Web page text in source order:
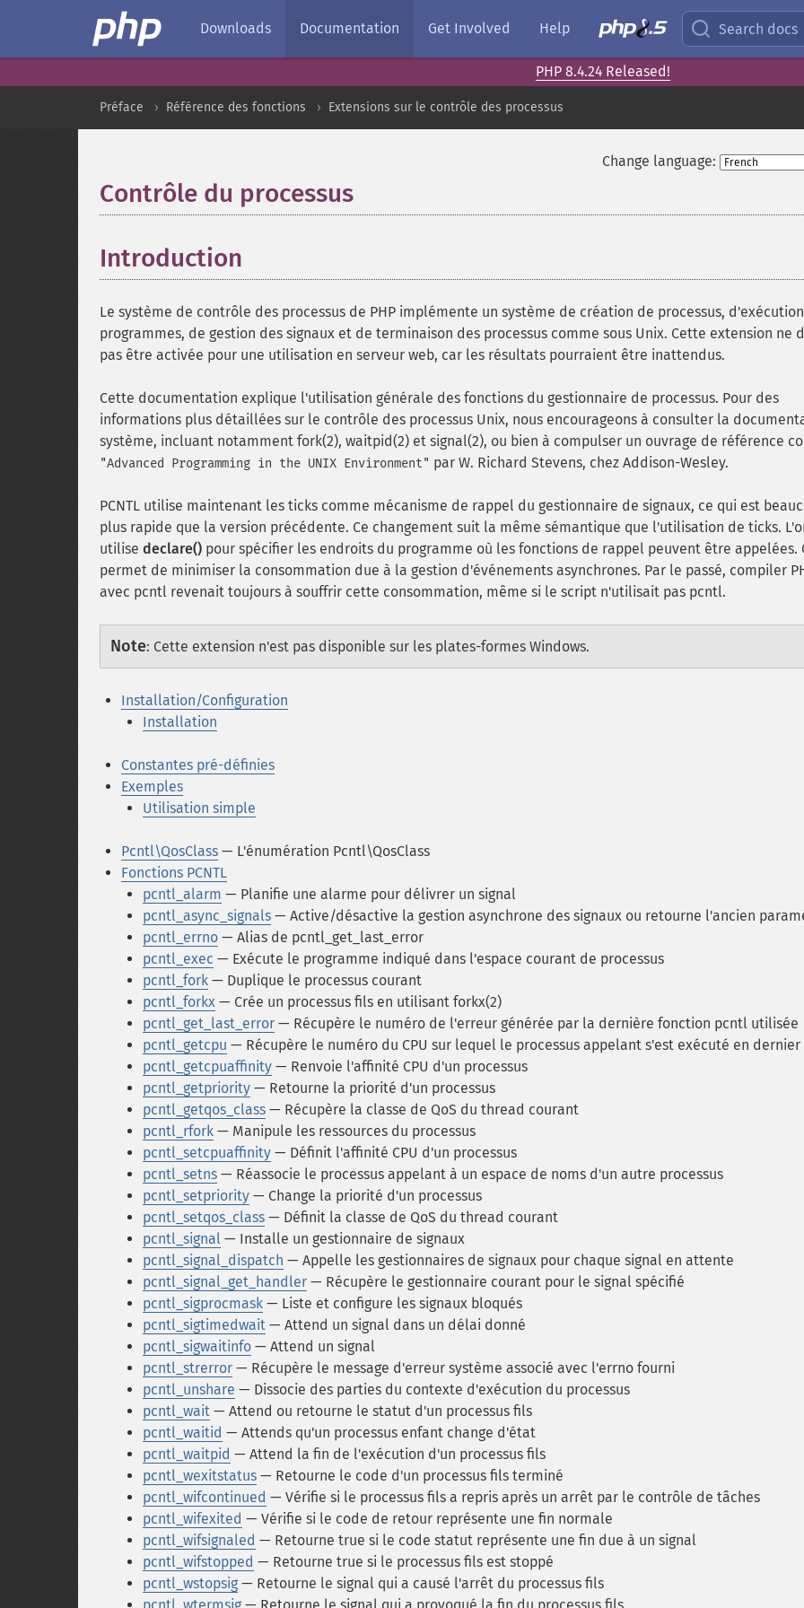
Downloads Documentation Get Involved Help Search docs
PHP 8.4.24 Released!
Préface Référence des fonctions Extensions sur le contrôle des processus
Change language:
Contrôle du processus
Introduction
Le système de contrôle des processus de PHP implémente un système de création de processus,
programmes, de gestion des signaux et de terminaison des processus comme sous Unix. Cette extension ne
pas être activée pour une utilisation en serveur web, car les résultats pourraient être inattendus.
Cette documentation explique l'utilisation générale des fonctions du gestionnaire de processus. Pour des
informations plus détaillées sur le contrôle des processus Unix, nous encourageons à consulter la
système, incluant notamment fork(2), waitpid(2) et signal(2), ou bien à compulser un ouvrage de référence
"Advanced Programming in the UNIX Environment" par W. Richard Stevens, chez Addison-Wesley.
PCNTL utilise maintenant les ticks comme mécanisme de rappel du gestionnaire de signaux, ce qui est
plus rapide que la version précédente. Ce changement suit la même sémantique que l'utilisation de ticks.
utilise declare() pour spécifier les endroits du programme où les fonctions de rappel peuvent être appelées.
permet de minimiser la consommation due à la gestion d'événements asynchrones. Par le passé, compiler
avec pcntl revenait toujours à souffrir cette consommation, même si le script n'utilisait pas pcntl.
Note: Cette extension n'est pas disponible sur les plates-formes Windows.
Installation/Configuration
Installation
Constantes pré-définies
Exemples
Utilisation simple
Pcntl\QosClass — L'énumération Pcntl\QosClass
Fonctions PCNTL
pcntl_alarm — Planifie une alarme pour délivrer un signal
pcntl_async_signals — Active/désactive la gestion asynchrone des signaux ou retourne l'ancien
pcntl_errno — Alias de pcntl_get_last_error
pcntl_exec — Exécute le programme indiqué dans l'espace courant de processus
pcntl_fork — Duplique le processus courant
pcntl_forkx — Crée un processus fils en utilisant forkx(2)
pcntl_get_last_error — Récupère le numéro de l'erreur générée par la dernière fonction pcntl utilisée
pcntl_getcpu — Récupère le numéro du CPU sur lequel le processus appelant s'est exécuté en dernier
pcntl_getcpuaffinity — Renvoie l'affinité CPU d'un processus
pcntl_getpriority — Retourne la priorité d'un processus
pcntl_getqos_class — Récupère la classe de QoS du thread courant
pcntl_rfork — Manipule les ressources du processus
pcntl_setcpuaffinity — Définit l'affinité CPU d'un processus
pcntl_setns — Réassocie le processus appelant à un espace de noms d'un autre processus
pcntl_setpriority — Change la priorité d'un processus
pcntl_setqos_class — Définit la classe de QoS du thread courant
pcntl_signal — Installe un gestionnaire de signaux
pcntl_signal_dispatch — Appelle les gestionnaires de signaux pour chaque signal en attente
pcntl_signal_get_handler — Récupère le gestionnaire courant pour le signal spécifié
pcntl_sigprocmask — Liste et configure les signaux bloqués
pcntl_sigtimedwait — Attend un signal dans un délai donné
pcntl_sigwaitinfo — Attend un signal
pcntl_strerror — Récupère le message d'erreur système associé avec l'errno fourni
pcntl_unshare — Dissocie des parties du contexte d'exécution du processus
pcntl_wait — Attend ou retourne le statut d'un processus fils
pcntl_waitid — Attends qu'un processus enfant change d'état
pcntl_waitpid — Attend la fin de l'exécution d'un processus fils
pcntl_wexitstatus — Retourne le code d'un processus fils terminé
pcntl_wifcontinued — Vérifie si le processus fils a repris après un arrêt par le contrôle de tâches
pcntl_wifexited — Vérifie si le code de retour représente une fin normale
pcntl_wifsignaled — Retourne true si le code statut représente une fin due à un signal
pcntl_wifstopped — Retourne true si le processus fils est stoppé
pcntl_wstopsig — Retourne le signal qui a causé l'arrêt du processus fils